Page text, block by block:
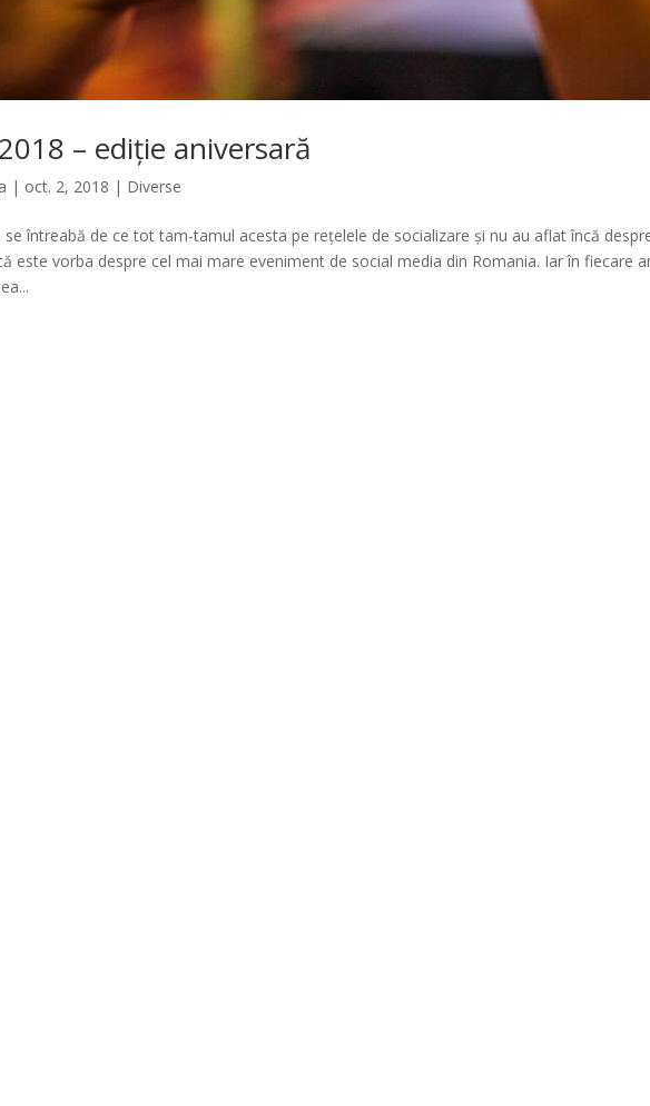
– ediție aniversară
| oct. 2, 2018 | Diverse
se întreabă de ce tot tam-tamul acesta pe rețelele de socializare și nu au aflat încă
este vorba despre cel mai mare eveniment de social media din Romania. Iar în fiecare